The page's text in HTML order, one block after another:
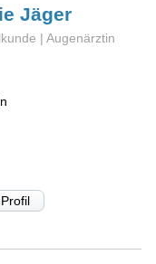
Jäger
| Augenärztin